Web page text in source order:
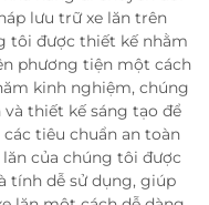
lưu trữ xe lăn trên
tôi được thiết kế nhằm
phương tiện một cách
kinh nghiệm, chúng
thiết kế sáng tạo để
tiêu chuẩn an toàn
của chúng tôi được
tính dễ sử dụng, giúp